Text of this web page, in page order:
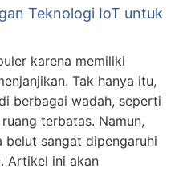
Teknologi IoT untuk
karena memiliki
Tak hanya itu,
berbagai wadah, seperti
terbatas. Namun,
belut sangat dipengaruhi
Artikel ini akan